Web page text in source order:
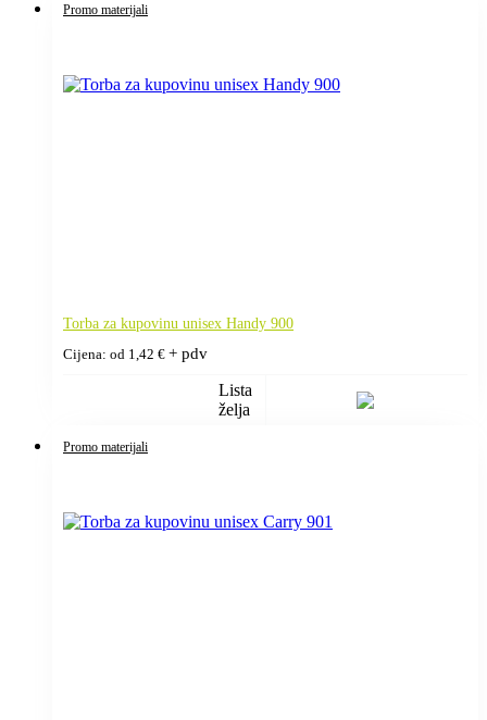
Promo materijali
Torba za kupovinu unisex Handy 900
Cijena: od 1,42 € + pdv
Lista
želja
Promo materijali